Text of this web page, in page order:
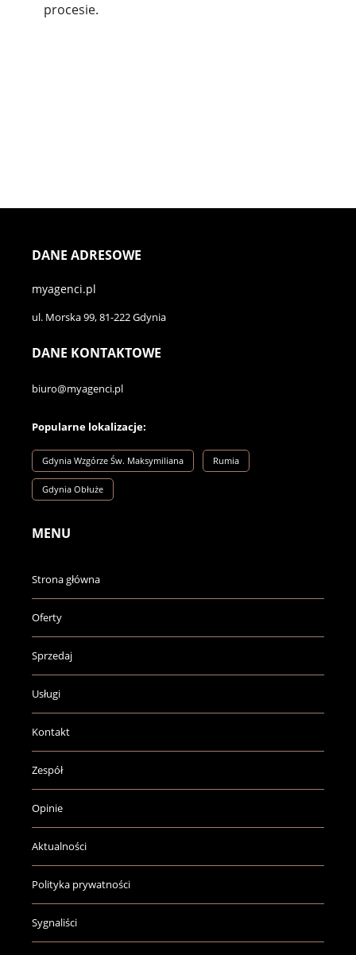
procesie.
DANE ADRESOWE
myagenci.pl
ul. Morska 99, 81-222 Gdynia
DANE KONTAKTOWE
biuro@myagenci.pl
Popularne lokalizacje:
Gdynia Wzgórze Św. Maksymiliana Rumia
Gdynia Obłuże
MENU
Strona główna
Oferty
Sprzedaj
Usługi
Kontakt
Zespół
Opinie
Aktualności
Polityka prywatności
Sygnaliści